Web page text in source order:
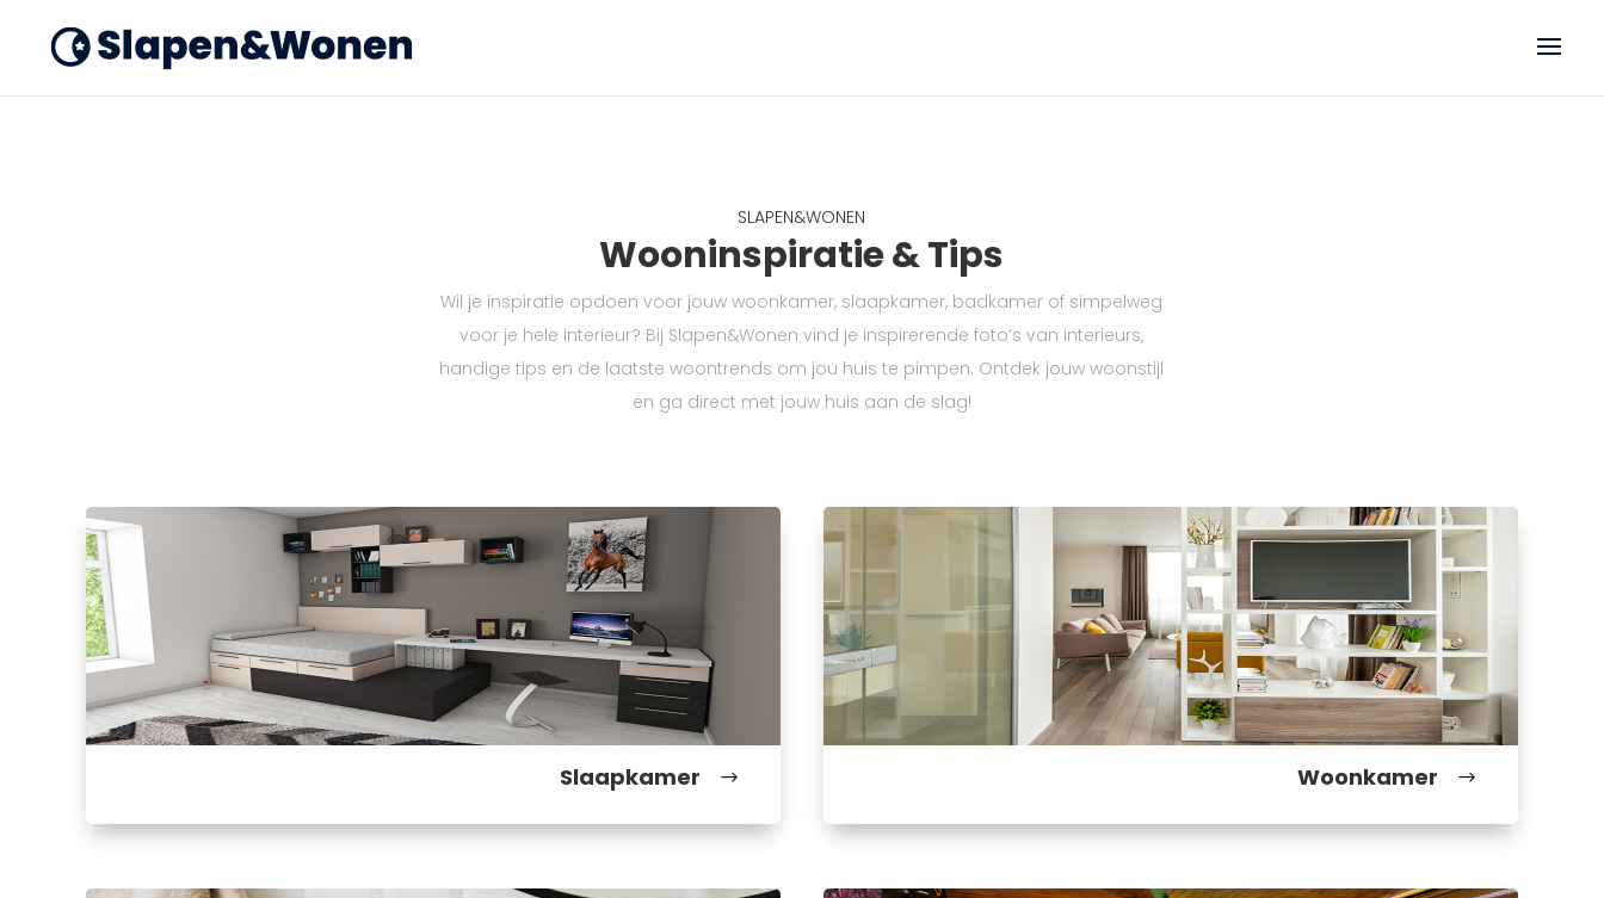
SLAPEN&WONEN
Wooninspiratie & Tips
Wil je inspiratie opdoen voor jouw woonkamer, slaapkamer, badkamer of simpelweg
voor je hele interieur? Bij Slapen&Wonen vind je inspirerende foto’s van interieurs,
handige tips en de laatste woontrends om jou huis te pimpen. Ontdek jouw woonstijl
en ga direct met jouw huis aan de slag!
$
Slaapkamer $
Woonkamer